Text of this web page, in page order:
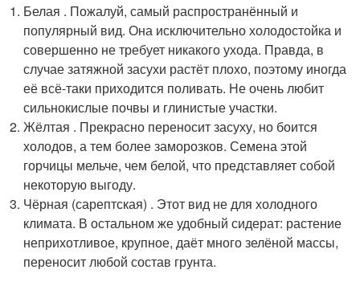
Белая . Пожалуй, самый распространённый и
популярный вид. Она исключительно холодостойка и
совершенно не требует никакого ухода. Правда, в
случае затяжной засухи растёт плохо, поэтому иногда
её всё-таки приходится поливать. Не очень любит
сильнокислые почвы и глинистые участки.
Жёлтая . Прекрасно переносит засуху, но боится
холодов, а тем более заморозков. Семена этой
горчицы мельче, чем белой, что представляет собой
некоторую выгоду.
Чёрная (сарептская) . Этот вид не для холодного
климата. В остальном же удобный сидерат: растение
неприхотливое, крупное, даёт много зелёной массы,
переносит любой состав грунта.